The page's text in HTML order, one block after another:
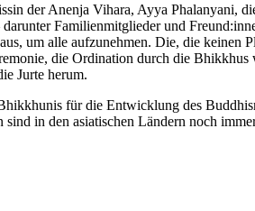
der Anenja Vihara, Ayya Phalanyani,
Familienmitglieder und
um alle aufzunehmen. Die, die keinen
die Ordination durch die
Jurte herum.
für die Entwicklung des
in den asiatischen Ländern noch